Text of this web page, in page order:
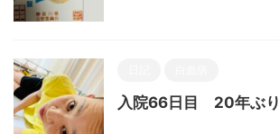
入院66日目 20年ぶり